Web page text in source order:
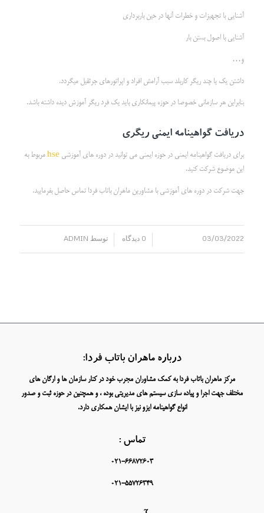
آشنایی با تجهیزات و خطرات آنها در حین باربرداری
آشنایی با اصول بستن بار
و…
داشتن یک یا چند ریگر کاربلد سبب آرامش افراد و اپراتورهای جرثقیل میگردد.
بنابراین هر سازمانی خصوصا در حوزه پیمانکاری باید یک فرد ریگر آموزش دیده داشته باشد.
دریافت گواهینامه ایمنی ریگری
برای دریافت گواهینامه ایمنی در حوزه ایمنی می توانید در دوره های آموزشی hse مربوط به
این موضوع شرکت کنید.
جهت شرکت در دوره های آموزشی با مشاورین ماهران باتاب فردا تماس حاصل بفرمایید.
03/03/2022 0 دیدگاه توسط ADMIN
درباره ماهران باتاب فردا:
مرکز ماهران باتاب فردا به کمک مشاوران مجرب خود در کنار سازمان ها و ارگان های
مختلف جهت اجرا و پیاده سازی سیستم های مدیریتی بوده ، و همچنین در حوزه ثبت و صدور
انواع گواهینامه ایزو نیز با ایشان همکاری دارد.
تماس :
021-66872603
021-55726349